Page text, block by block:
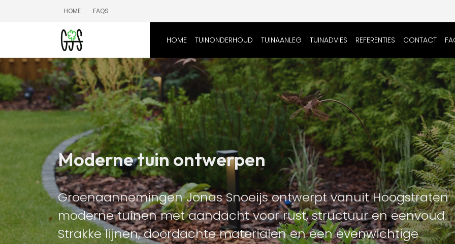
HOME FAQS
HOME TUINONDERHOUD TUINAANLEG TUINADVIES REFERENTIES CONTACT
Moderne tuin ontwerpen
Groenaannemingen Jonas Snoeijs ontwerpt vanuit Hoogstraten
moderne tuinen met aandacht voor rust, structuur en eenvoud.
Strakke lijnen, doordachte materialen en een evenwichtige